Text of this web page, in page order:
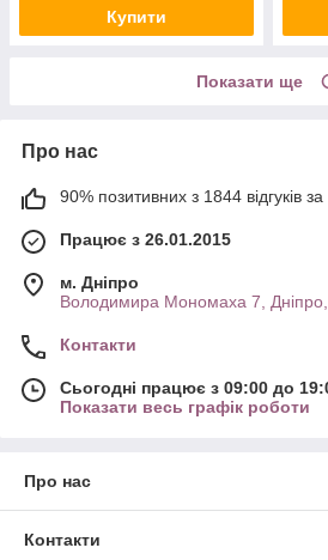
Купити
Показати ще
Про нас
90% позитивних з 1844 відгуків за
Працює з 26.01.2015
м. Дніпро
Володимира Мономаха 7, Дніпро,
Контакти
Сьогодні працює з 09:00 до
Показати весь графік роботи
Про нас
Контакти